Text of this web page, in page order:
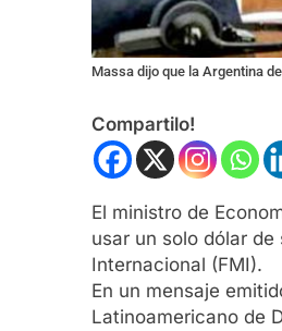
Massa dijo que la Argentina
Compartilo!
El ministro de
usar un solo dólar
Internacional (FMI).
En un mensaje
Latinoamericano de